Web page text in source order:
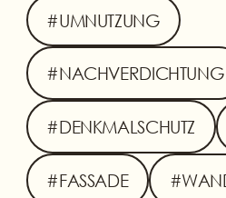
#UMNUTZUNG
#NACHVERDICHTUNG
#DENKMALSCHUTZ
#FASSADE